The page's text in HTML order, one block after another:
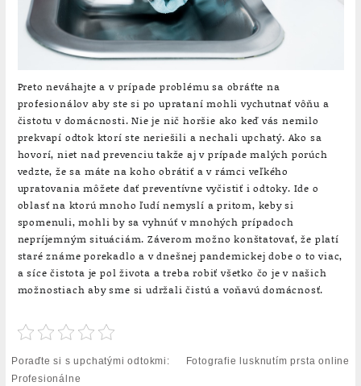
Preto neváhajte a v prípade problému sa obráťte na
profesionálov aby ste si po uprataní mohli vychutnať vôňu a
čistotu v domácnosti. Nie je nič horšie ako keď vás nemilo
prekvapí odtok ktorí ste neriešili a nechali upchatý. Ako sa
hovorí, niet nad prevenciu takže aj v prípade malých porúch
vedzte, že sa máte na koho obrátiť a v rámci veľkého
upratovania môžete dať preventívne vyčistiť i odtoky. Ide o
oblasť na ktorú mnoho ľudí nemyslí a pritom, keby si
spomenuli, mohli by sa vyhnúť v mnohých prípadoch
nepríjemným situáciám. Záverom možno konštatovať, že platí
staré známe porekadlo a v dnešnej pandemickej dobe o to viac,
a síce čistota je pol života a treba robiť všetko čo je v našich
možnostiach aby sme si udržali čistú a voňavú domácnosť.
Navigace
pro
Poraďte si s upchatými odtokmi:
Profesionálne
Fotografie lusknutím prsta online